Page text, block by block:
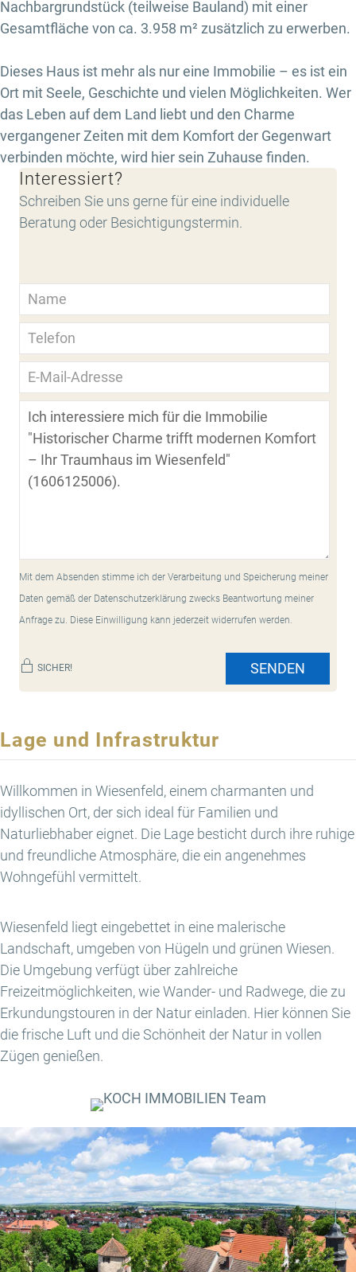
Nachbargrundstück (teilweise Bauland) mit einer
Gesamtfläche von ca. 3.958 m² zusätzlich zu erwerben.
Dieses Haus ist mehr als nur eine Immobilie – es ist ein
Ort mit Seele, Geschichte und vielen Möglichkeiten. Wer
das Leben auf dem Land liebt und den Charme
vergangener Zeiten mit dem Komfort der Gegenwart
verbinden möchte, wird hier sein Zuhause finden.
Interessiert?
Schreiben Sie uns gerne für eine individuelle
Beratung oder Besichtigungstermin.
Mit dem Absenden stimme ich der Verarbeitung und Speicherung meiner
Daten gemäß der Datenschutzerklärung zwecks Beantwortung meiner
Anfrage zu. Diese Einwilligung kann jederzeit widerrufen werden.
SICHER! SENDEN
Lage und Infrastruktur
Willkommen in Wiesenfeld, einem charmanten und
idyllischen Ort, der sich ideal für Familien und
Naturliebhaber eignet. Die Lage besticht durch ihre ruhige
und freundliche Atmosphäre, die ein angenehmes
Wohngefühl vermittelt.
Wiesenfeld liegt eingebettet in eine malerische
Landschaft, umgeben von Hügeln und grünen Wiesen.
Die Umgebung verfügt über zahlreiche
Freizeitmöglichkeiten, wie Wander- und Radwege, die zu
Erkundungstouren in der Natur einladen. Hier können Sie
die frische Luft und die Schönheit der Natur in vollen
Zügen genießen.